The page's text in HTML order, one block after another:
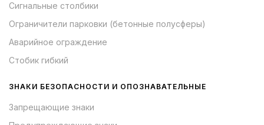
Сигнальные столбики
Ограничители парковки (бетонные полусферы)
Аварийное ограждение
Стобик гибкий
ЗНАКИ БЕЗОПАСНОСТИ И ОПОЗНАВАТЕЛЬНЫЕ
Запрещающие знаки